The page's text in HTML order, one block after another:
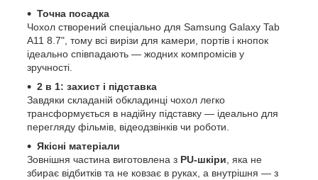
Точна посадка
Чохол створений спеціально для Samsung Galaxy Tab
A11 8.7", тому всі вирізи для камери, портів і кнопок
ідеально співпадають — жодних компромісів у
зручності.
2 в 1: захист і підставка
Завдяки складаній обкладинці чохол легко
трансформується в надійну підставку — ідеально для
перегляду фільмів, відеодзвінків чи роботи.
Якісні матеріали
Зовнішня частина виготовлена з PU-шкіри, яка не
збирає відбитків та не ковзає в руках, а внутрішня — з